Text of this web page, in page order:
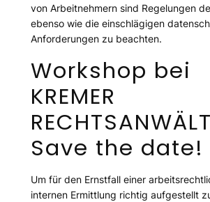
von Arbeitnehmern sind Regelungen
ebenso wie die einschlägigen
Anforderungen zu beachten.
Workshop bei
KREMER
Save the date!
Um für den Ernstfall einer
internen Ermittlung richtig aufgestellt